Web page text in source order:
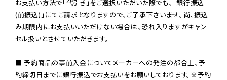
お支払い方法で「代引き」をご選択いただいた際でも、「銀行振込
(前振込)」にてご請求となりますので、ご了承下さいませ。尚、振込
み期限内にお支払いいただけない場合は、恐れ入りますがキャン
セル扱いとさせていただきます。
■ 予約商品の事前入金についてメーカーへの発注の都合上、予
約締切日までに銀行振込でお支払いをお願いしております。※予約